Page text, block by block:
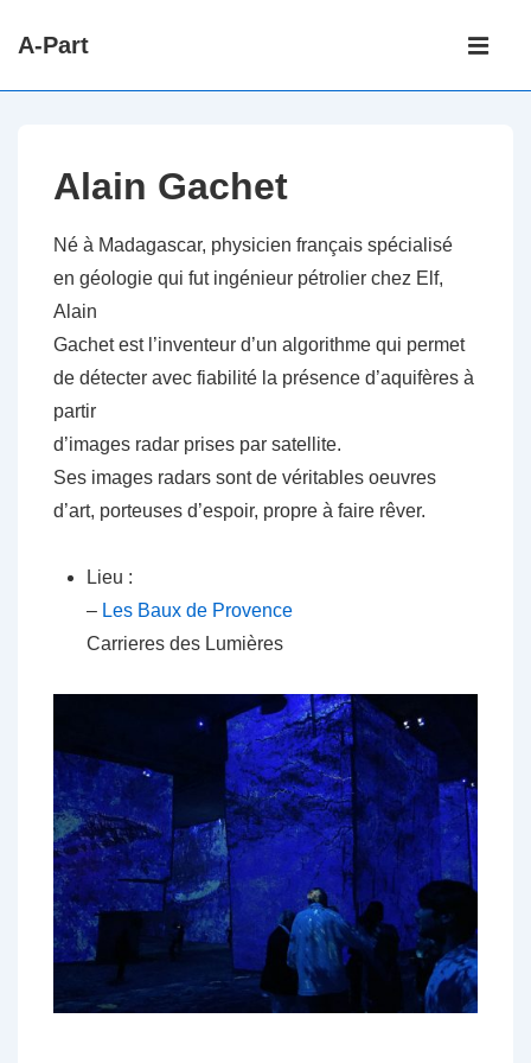
passer
A-Part
Main
Alain Gachet
Né à Madagascar, physicien français spécialisé
en géologie qui fut ingénieur pétrolier chez Elf,
Alain
Gachet est l’inventeur d’un algorithme qui permet
de détecter avec fiabilité la présence d’aquifères à
partir
d’images radar prises par satellite.
Ses images radars sont de véritables oeuvres
d’art, porteuses d’espoir, propre à faire rêver.
Lieu :
– Les Baux de Provence
Carrieres des Lumières